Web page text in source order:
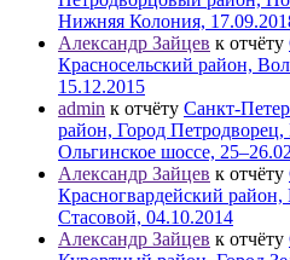
Нижняя Колония,
Александр Зайцев к отчёту
Красносельский район,
15.12.2015
admin к отчёту Санкт-
район, Город
Ольгинское шоссе,
Александр Зайцев к отчёту
Красногвардейский
Стасовой, 04.10.2014
Александр Зайцев к отчёту